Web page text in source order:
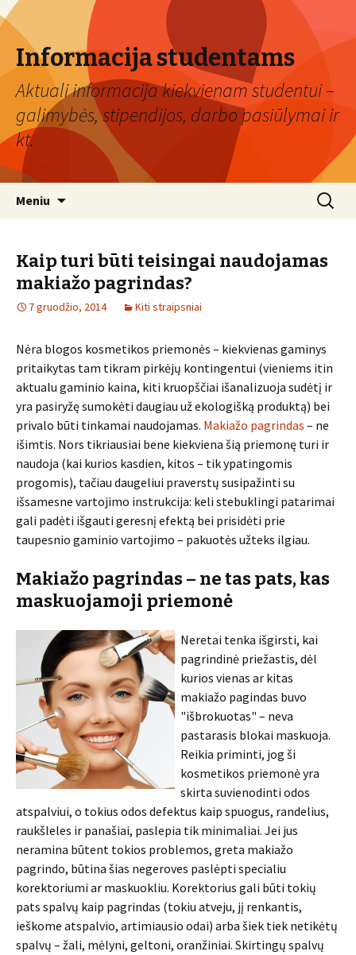
Informacija studentams
Aktuali informacija kiekvienam studentui –
galimybės, stipendijos, darbo pasiūlymai ir
kt.
Meniu Ieškoti:
Kaip turi būti teisingai naudojamas
makiažo pagrindas?
7 gruodžio, 2014 Kiti straipsniai
Nėra blogos kosmetikos priemonės – kiekvienas gaminys
pritaikytas tam tikram pirkėjų kontingentui (vieniems itin
aktualu gaminio kaina, kiti kruopščiai išanalizuoja sudėtį ir
yra pasiryžę sumokėti daugiau už ekologišką produktą) bei
privalo būti tinkamai naudojamas. Makiažo pagrindas – ne
išimtis. Nors tikriausiai bene kiekviena šią priemonę turi ir
naudoja (kai kurios kasdien, kitos – tik ypatingomis
progomis), tačiau daugeliui praverstų susipažinti su
išsamesne vartojimo instrukcija: keli stebuklingi patarimai
gali padėti išgauti geresnį efektą bei prisidėti prie
taupesnio gaminio vartojimo – pakuotės užteks ilgiau.
Makiažo pagrindas – ne tas pats, kas
maskuojamoji priemonė
Neretai tenka išgirsti, kai
pagrindinė priežastis, dėl
kurios vienas ar kitas
makiažo pagindas buvo
"išbrokuotas" – neva
pastarasis blokai maskuoja.
Reikia priminti, jog ši
kosmetikos priemonė yra
skirta suvienodinti odos
atspalviui, o tokius odos defektus kaip spuogus, randelius,
raukšleles ir panašiai, paslepia tik minimaliai. Jei jus
neramina būtent tokios problemos, greta makiažo
pagrindo, būtina šias negeroves paslėpti specialiu
korektoriumi ar maskuokliu. Korektorius gali būti tokių
pats spalvų kaip pagrindas (tokiu atveju, jį renkantis,
ieškome atspalvio, artimiausio odai) arba šiek tiek netikėtų
spalvų – žali, mėlyni, geltoni, oranžiniai. Skirtingų spalvų